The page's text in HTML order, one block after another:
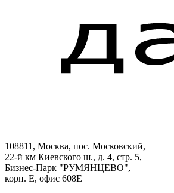
108811, Москва, пос. Московский,
22-й км Киевского ш., д. 4, стр. 5,
Бизнес-Парк "РУМЯНЦЕВО",
корп. Е, офис 608E